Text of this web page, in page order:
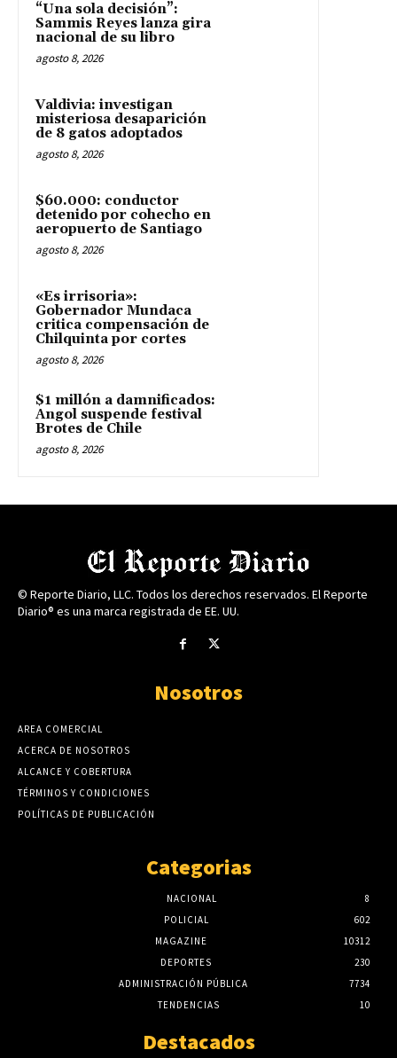
“Una sola decisión”:
Sammis Reyes lanza gira
nacional de su libro
agosto 8, 2026
Valdivia: investigan
misteriosa desaparición
de 8 gatos adoptados
agosto 8, 2026
$60.000: conductor
detenido por cohecho en
aeropuerto de Santiago
agosto 8, 2026
«Es irrisoria»:
Gobernador Mundaca
critica compensación de
Chilquinta por cortes
agosto 8, 2026
$1 millón a damnificados:
Angol suspende festival
Brotes de Chile
agosto 8, 2026
© Reporte Diario, LLC. Todos los derechos reservados. El Reporte
Diario® es una marca registrada de EE. UU.
Nosotros
AREA COMERCIAL
ACERCA DE NOSOTROS
ALCANCE Y COBERTURA
TÉRMINOS Y CONDICIONES
POLÍTICAS DE PUBLICACIÓN
Categorias
NACIONAL
8
POLICIAL
602
MAGAZINE
10312
DEPORTES
230
ADMINISTRACIÓN PÚBLICA
7734
TENDENCIAS
10
Destacados